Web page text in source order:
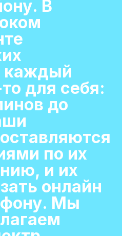
В
каждый
для себя:
до
по их
и их
онлайн
Мы